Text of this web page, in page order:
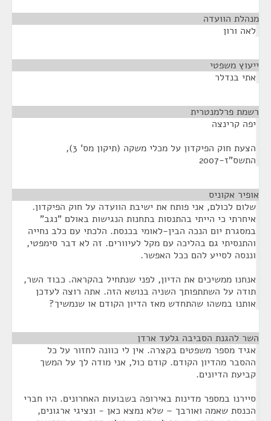
מנהלת הוועדה
לאה ורון
ייעוץ משפטי
אתי בנדלר
רשמת פרלמנטרית
יפה קרינצה
הצעת חוק הפיקדון על מכלי משקה (תיקון מס' 3),
התשס"ז-2007
אופיר אקוניס
שלום לכולם, אני פותח את ישיבת הוועדה על חוק הפיקדון.
איחרתי כי הייתי בהתנסות בתחנות הנגישות באולם "נגב"
במסגרת יום הנכה הבין-לאומי בכנסת. הלכתי עם כלב נחייה
והתנסיתי גם בהליכה עם מקל לעיוורים. זה לא דבר סימפטי,
וננסה לסייע להם ככל האפשר.
אנחנו ממשיכים את הדיון, לפני שנתחיל בהקראה. כבוד השר,
תודה על השתתפותך השניה בנושא הזה. אתה רוצה לעדכן
אותנו במשהו שהתחדש מאז הדיון הקודם או שנמשיך?
השר להגנת הסביבה גלעד ארדן
אגיד מספר משפטים בקצרה. אין לי כוונה לחזור על כל
ההסבר מהדיון הקודם. קודם כול, אני מודה לך על המשך
קביעת הדיונים.
סיירנו במספר מדינות באירופה בשבועות האחרונים. היו חברי
הכנסת שאמה ואורבך – שלא נמצא כאן - ונציגי ארגונים,